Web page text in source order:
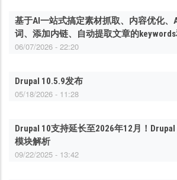
基于AI一站式搞定素材抓取、内容优化、
词、添加内链、自动提取文章的
06/07/2026 - 22:20
Drupal 10.5.9发布
05/18/2026 - 11:28
Drupal 10支持延长至2026年12月！
模块解析
09/22/2025 - 13:42